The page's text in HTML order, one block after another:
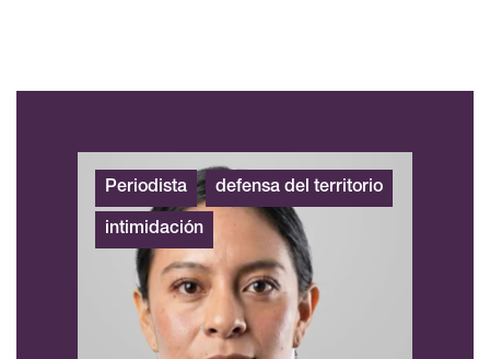
Periodista defensa del territorio
intimidación